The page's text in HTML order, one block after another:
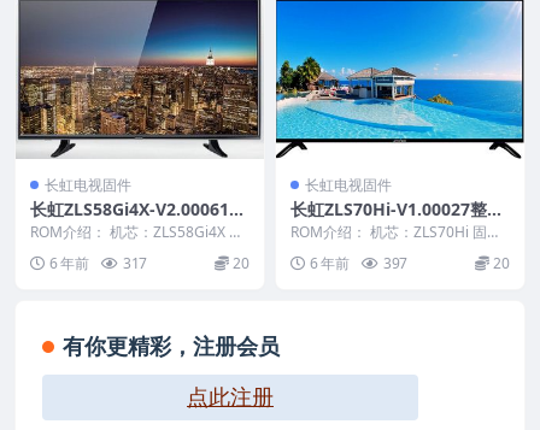
长虹电视固件
长虹ZLS58Gi4X-V2.00061整
机原厂刷机固件下载
ROM介绍： 机芯：ZLS58Gi4X 固
件版本：V2.00061 适用机型：
请...6 年前 317 20
长虹电视固件
长虹ZLS70Hi-V1.00027整机
原厂刷机固件下载
ROM介绍： 机芯：ZLS70Hi 固件
版本：V1.00027 适用机型：请以
机...6 年前 397 20
有你更精彩，注册会员
点此注册